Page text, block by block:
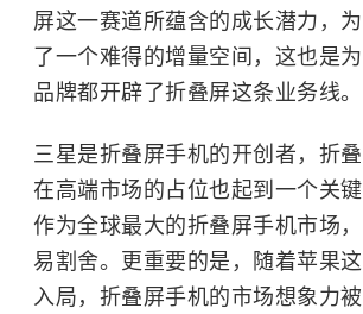
屏这一赛道所蕴含的成长潜力，
了一个难得的增量空间，这也是
品牌都开辟了折叠屏这条业务线。
三星是折叠屏手机的开创者，折
在高端市场的占位也起到一个关
作为全球最大的折叠屏手机市场
易割舍。更重要的是，随着苹果
入局，折叠屏手机的市场想象力